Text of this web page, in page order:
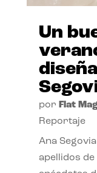
Un
por Flat
Reportaje
Ana
apellidos